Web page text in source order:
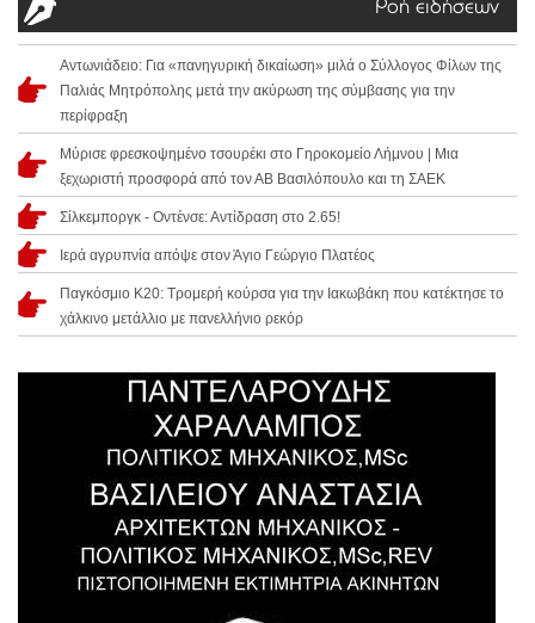
Ροή ειδήσεων
Αντωνιάδειο: Για «πανηγυρική δικαίωση» μιλά ο Σύλλογος Φίλων της
Παλιάς Μητρόπολης μετά την ακύρωση της σύμβασης για την
περίφραξη
Μύρισε φρεσκοψημένο τσουρέκι στο Γηροκομείο Λήμνου | Μια
ξεχωριστή προσφορά από τον ΑΒ Βασιλόπουλο και τη ΣΑΕΚ
Σίλκεμποργκ - Οντένσε: Αντίδραση στο 2.65!
Ιερά αγρυπνία απόψε στον Άγιο Γεώργιο Πλατέος
Παγκόσμιο Κ20: Τρομερή κούρσα για την Ιακωβάκη που κατέκτησε το
χάλκινο μετάλλιο με πανελλήνιο ρεκόρ